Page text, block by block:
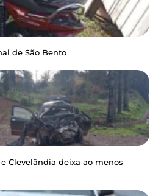
de São Bento
Clevelândia deixa ao menos